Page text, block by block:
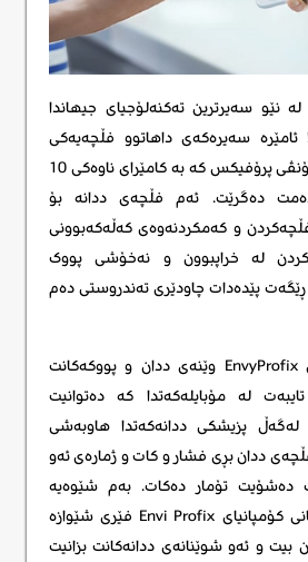
نێو سەیرترین تەکنەلۆجیای جیهاندا
ئامێرە سەیرەکەی داهاتوو فڵچەیەکی
زیرەکی ددانە بە ناوی ئۆنڤی پرۆفیکس کە بە کامێرای ناوەکی 10
دەگرێت. ئەم فڵچەی ددانە بۆ
و کەمکردنەوەی کەڵەکەبوونی
لە خراپبوون و نەخۆشی پووک
پێدەدات چاودێری تەندروستی دەم
کامێرای فڵچەی ددانی EnvyProfix وێنەی ددان و پووکەکانت
لە مۆبایلەکەتدا کە دەتوانیت
پزیشکی ددانەکەتدا هاوبەشی
ددان بڕی فشار و کات و ژمارەی ئەو
دەشۆیت تۆمار دەکات. بەم شێوەیە
دەتوانیت لە ڕێنماییەکانی کۆمپانیای Envi Profix فێری شێوازە
بیت و ئەو شوێنانەی ددانەکانت بزانیت